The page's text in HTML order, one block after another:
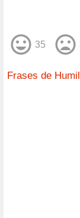
35
Frases de